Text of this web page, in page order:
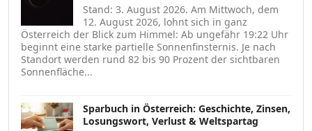
Stand: 3. August 2026. Am Mittwoch, dem
12. August 2026, lohnt sich in ganz
Österreich der Blick zum Himmel: Ab ungefähr 19:22 Uhr
beginnt eine starke partielle Sonnenfinsternis. Je nach
Standort werden rund 82 bis 90 Prozent der sichtbaren
Sonnenfläche...
Sparbuch in Österreich: Geschichte, Zinsen,
Losungswort, Verlust & Weltspartag